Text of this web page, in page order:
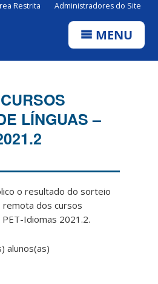
Restrita Administradores do Site
MENU
LÍNGUAS –
o resultado do sorteio
remota dos cursos
Idiomas 2021.2.
alunos(as)